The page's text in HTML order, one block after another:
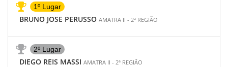
1º Lugar
BRUNO JOSE PERUSSO AMATRA II - 2ª REGIÃO
2º Lugar
DIEGO REIS MASSI AMATRA II - 2ª REGIÃO